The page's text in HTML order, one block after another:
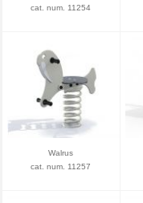
cat. num. 11254
Walrus
cat. num. 11257